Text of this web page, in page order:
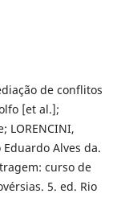
de conflitos
[et al.];
LORENCINI,
Eduardo Alves da.
curso de
5. ed. Rio